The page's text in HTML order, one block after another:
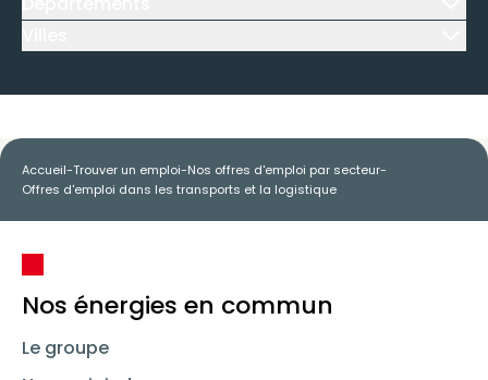
Accueil-Trouver un emploi-Nos offres d'emploi par secteur-
Offres d'emploi dans les transports et la logistique
Nos énergies en commun
Le groupe